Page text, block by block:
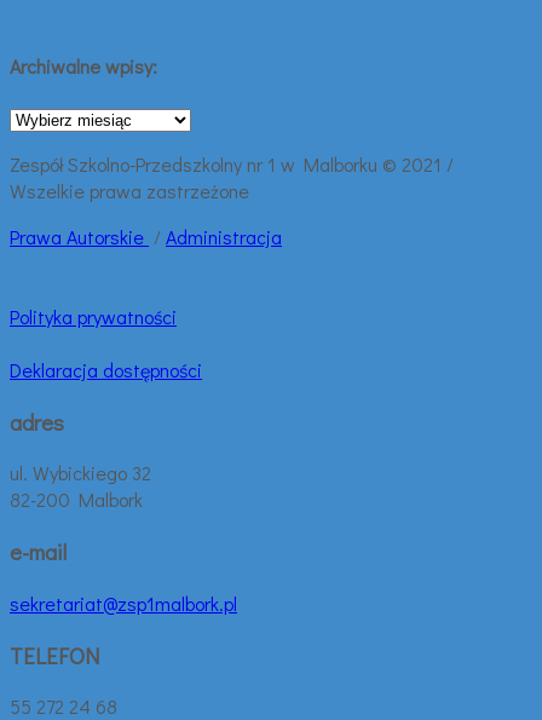
Archiwalne wpisy:
Archiwalne
Zespół Szkolno-Przedszkolny nr 1 w Malborku © 2021 /
Wszelkie prawa zastrzeżone
Prawa Autorskie /Administracja
Polityka prywatności
Deklaracja dostępności
adres
ul. Wybickiego 32
82-200 Malbork
e-mail
sekretariat@zsp1malbork.pl
TELEFON
55 272 24 68